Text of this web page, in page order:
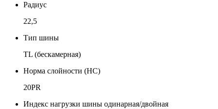
Радиус
22,5
Тип шины
TL (бескамерная)
Норма слойности (НС)
20PR
Индекс нагрузки шины одинарная/двойная